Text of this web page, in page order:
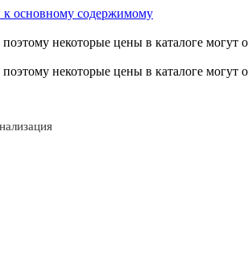
к основному содержимому
некоторые цены в каталоге могут
некоторые цены в каталоге могут